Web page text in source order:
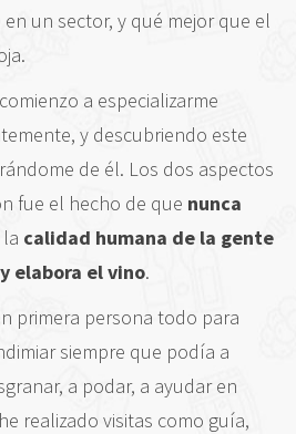
un sector, y qué mejor que el
a especializarme
y descubriendo este
de él. Los dos aspectos
fue el hecho de que nunca
calidad humana de la gente
elabora el vino.
primera persona todo para
siempre que podía a
a podar, a ayudar en
realizado visitas como guía,